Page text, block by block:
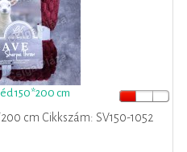
150*200 cm
cm Cikkszám: SV150-1052